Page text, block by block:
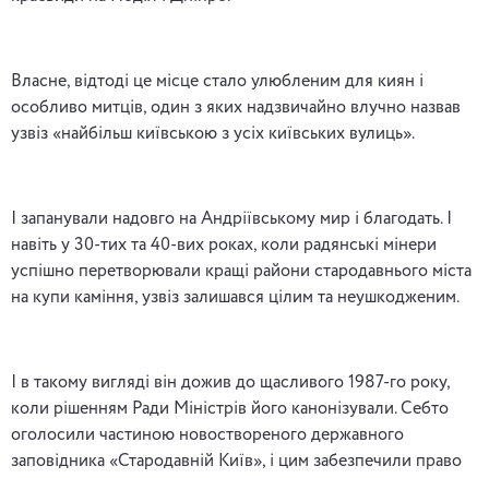
Власне, відтоді це місце стало улюбленим для киян і
особливо митців, один з яких надзвичайно влучно назвав
узвіз «найбільш київською з усіх київських вулиць».
І запанували надовго на Андріївському мир і благодать. І
навіть у 30-тих та 40-вих роках, коли радянські мінери
успішно перетворювали кращі райони стародавнього міста
на купи каміння, узвіз залишався цілим та неушкодженим.
І в такому вигляді він дожив до щасливого 1987-го року,
коли рішенням Ради Міністрів його канонізували. Себто
оголосили частиною новоствореного державного
заповідника «Стародавній Київ», і цим забезпечили право